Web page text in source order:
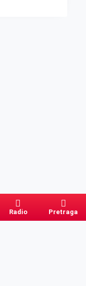
Radio Pretraga